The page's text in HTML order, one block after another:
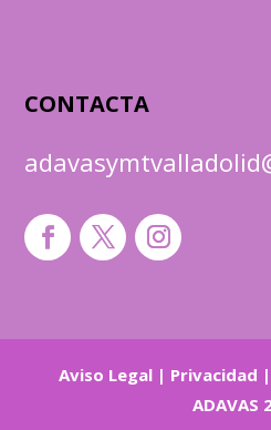
CONTACTA
Aviso Legal | Privacidad |
ADAVAS